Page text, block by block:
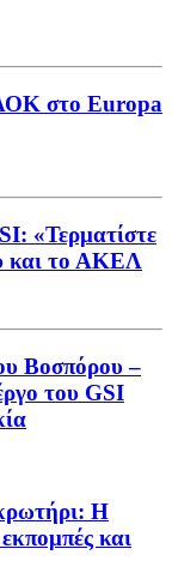
στο Europa
«Τερματίστε
και το ΑΚΕΛ
Βοσπόρου –
του GSI
Η
και